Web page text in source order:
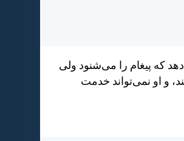
كه پيغام را می‌شنود ولی
و او نمی‌تواند خدمت